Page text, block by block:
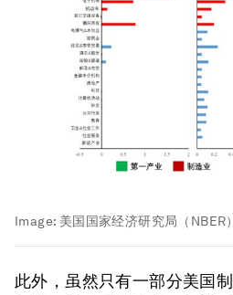
Image: 美国国家经济研究局（NBER）
此外，虽然只有一部分美国